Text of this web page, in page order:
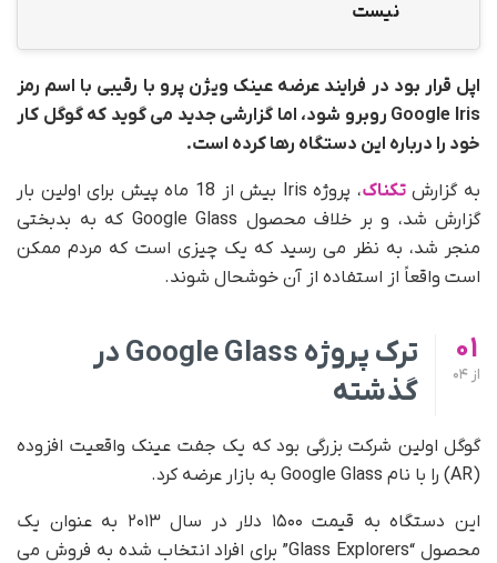
نیست
اپل قرار بود در فرایند عرضه عینک ویژن پرو با رقیبی با اسم رمز
Google Iris روبرو شود، اما گزارشی جدید می گوید که گوگل کار
خود را درباره این دستگاه رها کرده است.
به گزارشتکناک
، پروژه Iris بیش از 18 ماه پیش برای اولین بار
گزارش شد، و بر خلاف محصول Google Glass که به بدبختی
منجر شد، به نظر می رسید که یک چیزی است که مردم ممکن
است واقعاً از استفاده از آن خوشحال شوند.
01
از
ترک پروژه Google Glass در
گذشته
گوگل اولین شرکت بزرگی بود که یک جفت عینک واقعیت افزوده
(AR) را با نام Google Glass به بازار عرضه کرد.
این دستگاه به قیمت ۱۵۰۰ دلار در سال ۲۰۱۳ به عنوان یک
محصول “Glass Explorers” برای افراد انتخاب شده به فروش می